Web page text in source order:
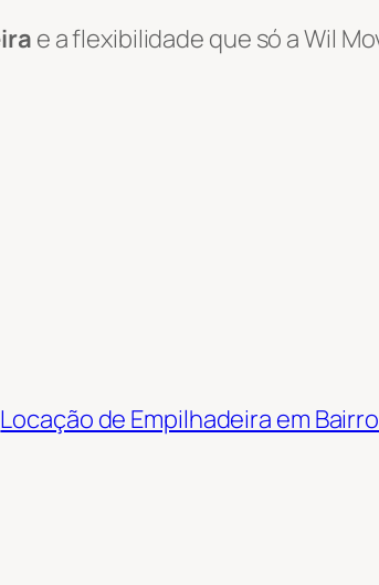
e a flexibilidade que só a Wil
Locação de Empilhadeira em